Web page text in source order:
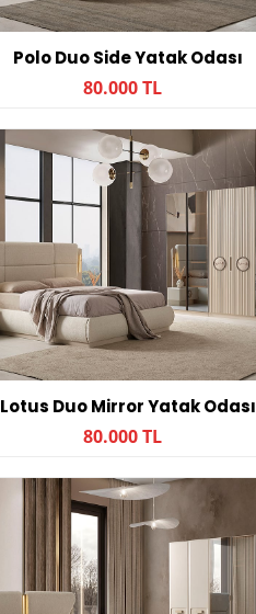
Polo Duo Side Yatak Odası
80.000 TL
Lotus Duo Mirror Yatak Odası
80.000 TL